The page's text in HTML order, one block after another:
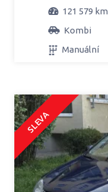
121 579 km
Kombi
Manuální
SLEVA